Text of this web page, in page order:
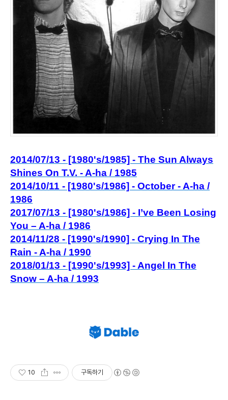
2014/07/13 - [1980's/1985] - The Sun Always
Shines On T.V. - A-ha / 1985
2014/10/11 - [1980's/1986] - October - A-ha /
1986
2017/07/13 - [1980's/1986] - I’ve Been Losing
You – A-ha / 1986
2014/11/28 - [1990's/1990] - Crying In The
Rain - A-ha / 1990
2018/01/13 - [1990's/1993] - Angel In The
Snow – A-ha / 1993
10 구독하기